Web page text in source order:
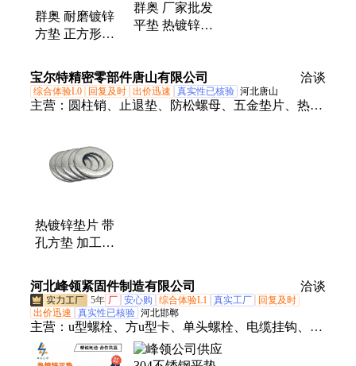
群奥 耐磨镀锌
方垫 正方形平
斜垫圈幕墙用加
厚方斜垫片
群奥 厂家批发
平垫 热镀锌垫
定制件
宝尔特精密零部件唐山有限公司 洽谈
综合体验L0 回复及时 出价迅速 真实性已核验 河北唐山
主营： 圆柱销、止退垫、防松螺母、五金垫片、热镀
杠、螺纹丝棒、薄头螺钉、开口挡圈、尼龙螺母、膨
胀螺栓、吊环螺栓、花篮螺栓、弹性挡圈、工业齿
条、法兰螺母、轴用卡簧、碳钢螺丝、六角铜螺母、
热镀锌垫片 带
孔方垫 加工异
质齐全
河北峰领紧固件制造有限公司 洽谈
5年 厂 安心购 综合体验L1 真实工厂
回复及时
出价迅速
真实性已核验 河北邯郸
主营： u型螺栓、方u型卡、单头螺栓、电缆挂钩、精
轧垫板、异形钩子、9字地脚螺栓、高强度地脚螺